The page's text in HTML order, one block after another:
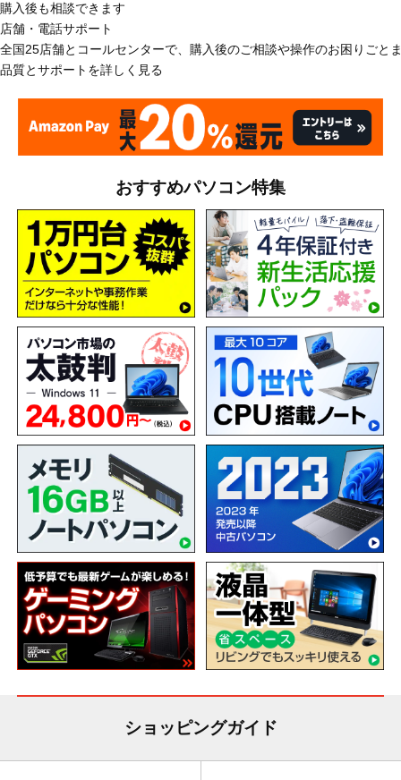
購入後も相談できます
店舗・電話サポート
全国25店舗とコールセンターで、購入後のご相談や操作のお困りごと
品質とサポートを詳しく見る
おすすめパソコン特集
ショッピングガイド